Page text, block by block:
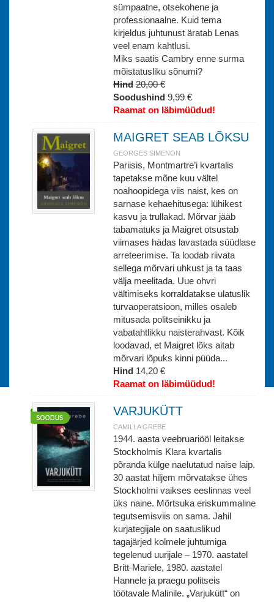
sümpaatne, otsekohene ja
professionaalne. Kuid tema
kirjeldus juhtunust äratab Lenas
veel enam kahtlusi.
Miks saatis Cambry enne surma
mõistatusliku sõnumi?
Hind 20,00 €
Soodushind 9,99 €
Raamat on läbimüüdud!
MAIGRET SEAB LÕKSU
GEORGES SIMENON
Pariisis, Montmartre’i kvartalis
tapetakse mõne kuu vältel
noahoopidega viis naist, kes on
sarnase kehaehitusega: lühikest
kasvu ja trullakad. Mõrvar jääb
tabamatuks ja Maigret otsustab
viimases hädas lavastada süüdlase
arreteerimise. Ta loodab riivata
sellega mõrvari uhkust ja ta taas
välja meelitada. Uue ohvri
vältimiseks korraldatakse ulatuslik
turvaoperatsioon, milles osaleb
mitusada politseinikku ja
vabatahtlikku naisterahvast. Kõik
loodavad, et Maigret lõks aitab
mõrvari lõpuks kinni püüda...
Hind 14,20 €
Raamat on läbimüüdud!
VARJUKÜTT
CAMILLA GREBE
1944. aasta veebruariööl leitakse
Stockholmis Klara kvartalis
põranda külge naelutatud naise laip.
30 aastat hiljem mõrvatakse ühes
Stockholmi vaikses eeslinnas veel
üks naine. Mõrtsuka eriskummaline
tegutsemisviis on sama. Jahil
kurjategijale on saatuslikud
tagajärjed kolmele juhtumiga
tegelenud uurijale – 1970. aastatel
Britt-Mariele, 1980. aastatel
Hannele ja praegu politseis
töötavale Malinile. „Varjukütt“ on